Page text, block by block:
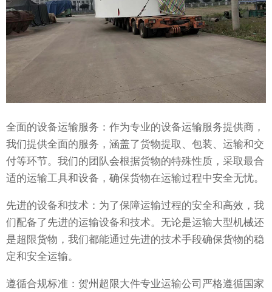
全面的设备运输服务：作为专业的设备运输服务提供商，
我们提供全面的服务，涵盖了货物提取、包装、运输和交
付等环节。我们的团队会根据货物的特殊性质，采取最合
适的运输工具和设备，确保货物在运输过程中安全无忧。
先进的设备和技术：为了保障运输过程的安全和高效，我
们配备了先进的运输设备和技术。无论是运输大型机械还
是超限货物，我们都能通过先进的技术手段确保货物的稳
定和安全运输。
遵循合规标准：贺州超限大件专业运输公司严格遵循国家